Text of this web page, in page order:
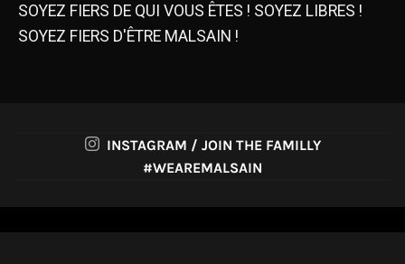
SOYEZ FIERS DE QUI VOUS ÊTES ! SOYEZ LIBRES !
SOYEZ FIERS D'ÊTRE MALSAIN !
INSTAGRAM / JOIN THE FAMILLY
#WEAREMALSAIN